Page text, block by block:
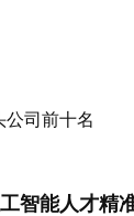
公司前十名
智能人才精